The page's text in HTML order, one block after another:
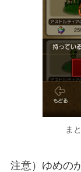
ま
注意）ゆめの